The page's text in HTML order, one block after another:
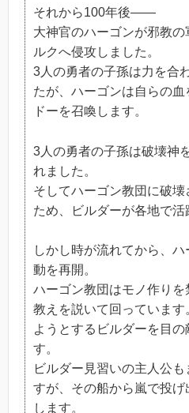
それから100年後――
大神官のハーゴンが邪教
ルクへ侵攻しました。
3人の勇者の子孫は力を合
たが、ハーゴンは自らの
ドーを召喚します。
3人の勇者の子孫は破壊神
れました。
そしてハーゴン教団に破
ため、ビルダーが各地で活
しかし時が流れてから、
動を再開。
ハーゴン教団はモノ作り
教えを説いて回っていま
ようとするビルダーを目
す。
ビルダー見習いの主人公
すが、その船から嵐で投
します。